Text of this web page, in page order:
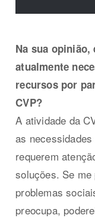
Na sua opinião,
atualmente
recursos por
CVP?
A atividade da
as
requerem
soluções. Se
problemas
preocupa,